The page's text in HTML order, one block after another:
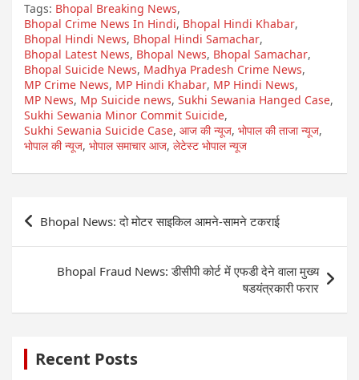
Tags: Bhopal Breaking News,
Bhopal Crime News In Hindi, Bhopal Hindi Khabar,
Bhopal Hindi News, Bhopal Hindi Samachar,
Bhopal Latest News, Bhopal News, Bhopal Samachar,
Bhopal Suicide News, Madhya Pradesh Crime News,
MP Crime News, MP Hindi Khabar, MP Hindi News,
MP News, Mp Suicide news, Sukhi Sewania Hanged Case,
Sukhi Sewania Minor Commit Suicide,
Sukhi Sewania Suicide Case, आज की न्यूज, भोपाल की ताजा न्यूज,
भोपाल की न्यूज, भोपाल समाचार आज, लेटेस्ट भोपाल न्यूज
Post
navigation
Bhopal News: दो मोटर साइकिल आमने-सामने टकराई
Bhopal Fraud News: डीसीपी कोर्ट में एफडी देने वाला मुख्य
षडयंत्रकारी फरार
Recent Posts